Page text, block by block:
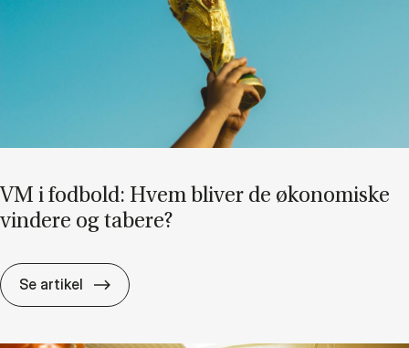
VM i fod­bold: Hvem bli­ver de øko­no­mi­ske
vin­de­re og ta­be­re?
Se artikel VM i fod­bold: Hvem bli­ver de øko­no­mi­ske